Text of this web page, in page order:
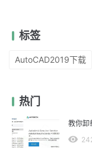
标签
AutoCAD2019下载
热门
教你卸